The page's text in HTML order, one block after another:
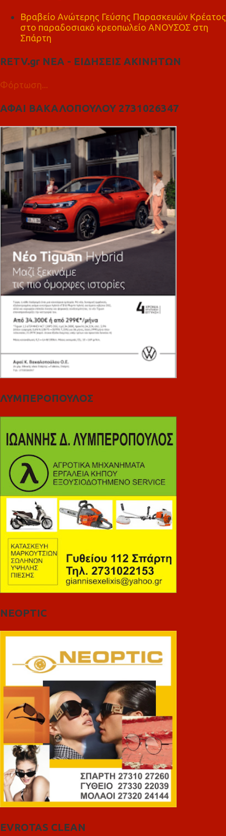
Βραβείο Ανώτερης Γεύσης Παρασκευών Κρέατος
στο παραδοσιακό κρεοπωλείο ΑΝΟΥΣΟΣ στη
Σπάρτη
RETV.gr ΝΕΑ - ΕΙΔΗΣΕΙΣ ΑΚΙΝΗΤΩΝ
Φόρτωση...
ΑΦΑΙ ΒΑΚΑΛΟΠΟΥΛΟΥ 2731026347
ΛΥΜΠΕΡΟΠΟΥΛΟΣ
NEOPTIC
EVROTAS CLEAN